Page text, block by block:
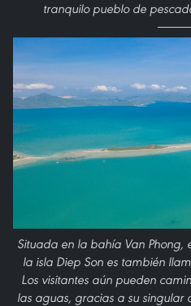
tranquilo pueblo de
Situada en la bahía Van Phong,
la isla Diep Son es también
Los visitantes aún pueden
las aguas, gracias a su